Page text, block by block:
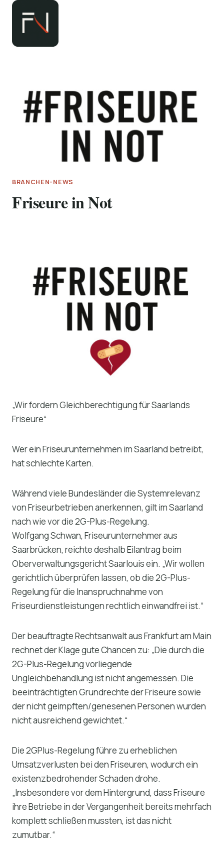
Zum
springen
BRANCHEN-NEWS
Friseure in Not
„Wir fordern Gleichberechtigung für Saarlands
Friseure“
Wer ein Friseurunternehmen im Saarland betreibt,
hat schlechte Karten.
Während viele Bundesländer die Systemrelevanz
von Friseurbetrieben anerkennen, gilt im Saarland
nach wie vor die 2G-Plus-Regelung.
Wolfgang Schwan, Friseurunternehmer aus
Saarbrücken, reichte deshalb Eilantrag beim
Oberverwaltungsgericht Saarlouis ein. „Wir wollen
gerichtlich überprüfen lassen, ob die 2G-Plus-
Regelung für die Inanspruchnahme von
Friseurdienstleistungen rechtlich einwandfrei ist.“
Der beauftragte Rechtsanwalt aus Frankfurt am Main
rechnet der Klage gute Chancen zu: „Die durch die
2G-Plus-Regelung vorliegende
Ungleichbehandlung ist nicht angemessen. Die
beeinträchtigten Grundrechte der Friseure sowie
der nicht geimpften/genesenen Personen wurden
nicht ausreichend gewichtet.“
Die 2GPlus-Regelung führe zu erheblichen
Umsatzverlusten bei den Friseuren, wodurch ein
existenzbedrohender Schaden drohe.
„Insbesondere vor dem Hintergrund, dass Friseure
ihre Betriebe in der Vergangenheit bereits mehrfach
komplett schließen mussten, ist das nicht
zumutbar.“